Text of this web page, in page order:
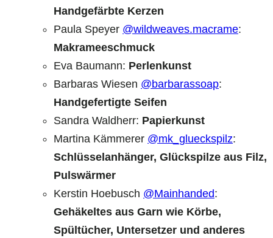
Handgefärbte Kerzen
Paula Speyer @wildweaves.macrame:
Makrameeschmuck
Eva Baumann: Perlenkunst
Barbaras Wiesen @barbarassoap:
Handgefertigte Seifen
Sandra Waldherr: Papierkunst
Martina Kämmerer @mk_glueckspilz:
Schlüsselanhänger, Glückspilze aus Filz,
Pulswärmer
Kerstin Hoebusch @Mainhanded:
Gehäkeltes aus Garn wie Körbe,
Spültücher, Untersetzer und anderes